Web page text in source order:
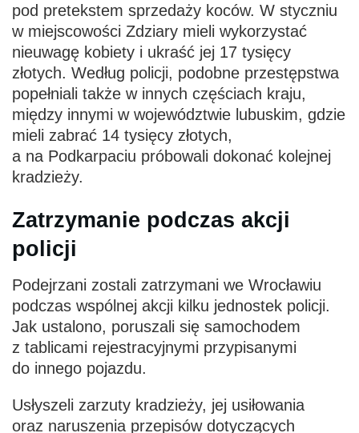
pod pretekstem sprzedaży koców. W styczniu
w miejscowości Zdziary mieli wykorzystać
nieuwagę kobiety i ukraść jej 17 tysięcy
złotych. Według policji, podobne przestępstwa
popełniali także w innych częściach kraju,
między innymi w województwie lubuskim, gdzie
mieli zabrać 14 tysięcy złotych,
a na Podkarpaciu próbowali dokonać kolejnej
kradzieży.
Zatrzymanie podczas akcji
policji
Podejrzani zostali zatrzymani we Wrocławiu
podczas wspólnej akcji kilku jednostek policji.
Jak ustalono, poruszali się samochodem
z tablicami rejestracyjnymi przypisanymi
do innego pojazdu.
Usłyszeli zarzuty kradzieży, jej usiłowania
oraz naruszenia przepisów dotyczących